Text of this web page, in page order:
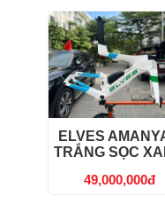
ELVES
TRẮNG SỌC
49,000,000đ